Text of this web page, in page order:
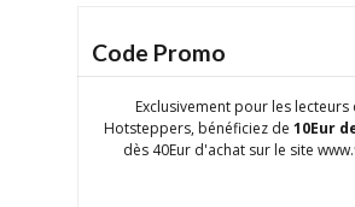
Code Promo
Exclusivement pour les
Hotsteppers, bénéficiez de 10Eur
dès 40Eur d'achat sur le site